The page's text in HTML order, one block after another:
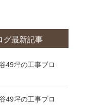
グ最新記事
49坪の工事ブロ
49坪の工事ブロ